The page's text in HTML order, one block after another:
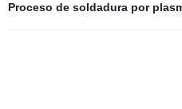
Proceso de soldadura por